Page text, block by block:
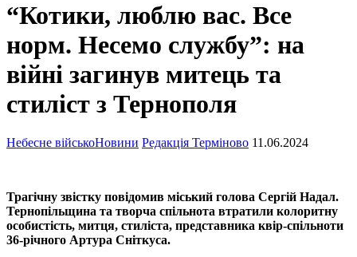
“Котики, люблю вас. Все
норм. Несемо службу”: на
війні загинув митець та
стиліст з Тернополя
Небесне військоНовини Редакція Терміново 11.06.2024
Трагічну звістку повідомив міський голова Сергій Надал.
Тернопільщина та творча спільнота втратили колоритну
особистість, митця, стиліста, представника квір-спільноти
36-річного Артура Сніткуса.